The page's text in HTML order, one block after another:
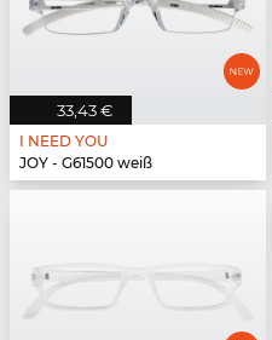
33,43 €
I NEED YOU
JOY - G61500 weiß